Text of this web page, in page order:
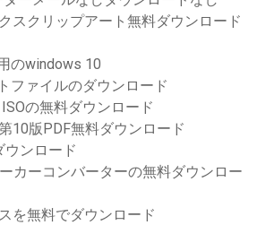
スクリップアート無料ダウンロード
のwindows 10
ファイルのダウンロード
の無料ダウンロード
10版PDF無料ダウンロード
ンロード
カーコンバーターの無料ダウンロー
を無料でダウンロード